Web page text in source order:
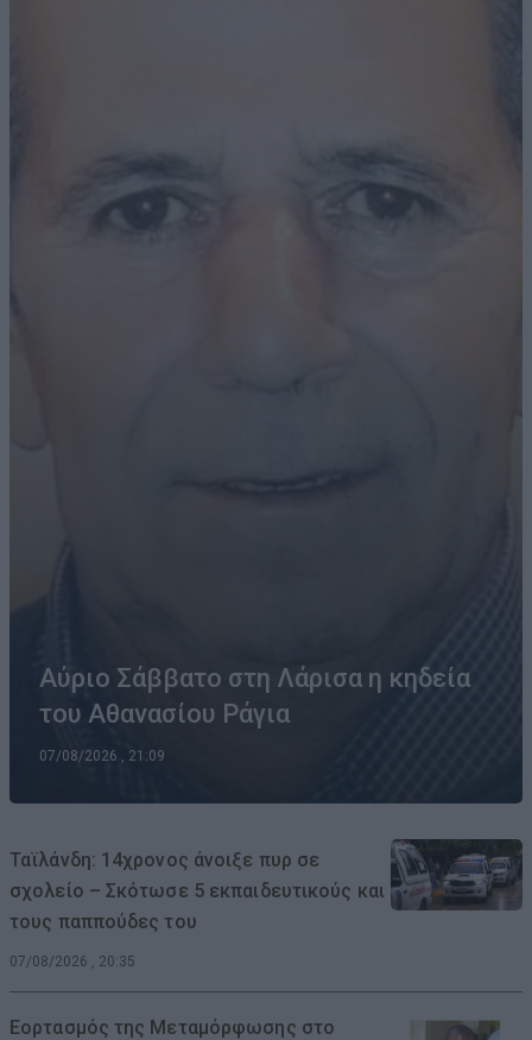
Αύριο Σάββατο στη Λάρισα η κηδεία
του Αθανασίου Ράγια
07/08/2026 , 21:09
Ταϊλάνδη: 14χρονος άνοιξε πυρ σε
σχολείο – Σκότωσε 5 εκπαιδευτικούς και
τους παππούδες του
07/08/2026 , 20:35
Εορτασμός της Μεταμόρφωσης στο